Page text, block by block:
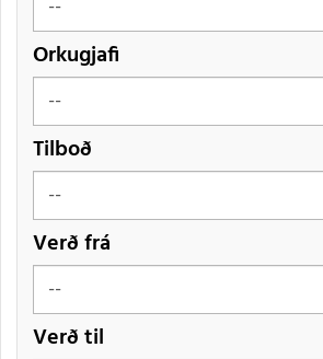
Orkugjafi
Tilboð
Verð frá
Verð til